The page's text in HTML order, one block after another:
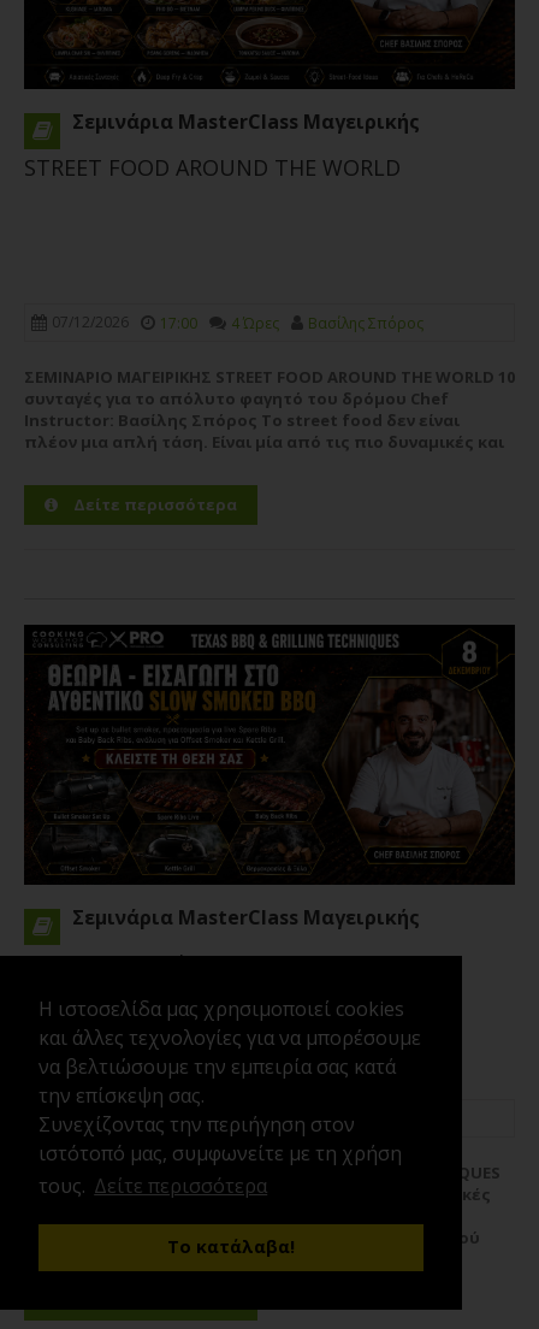
Η ιστοσελίδα μας χρησιμοποιεί cookies
και άλλες τεχνολογίες για να μπορέσουμε
να βελτιώσουμε την εμπειρία σας κατά
την επίσκεψη σας.
Συνεχίζοντας την περιήγηση στον
ιστότοπό μας, συμφωνείτε με τη χρήση
τους. Δείτε περισσότερα
Το κατάλαβα!
Σεμινάρια MasterClass Μαγειρικής
STREET FOOD AROUND THE WORLD
07/12/2026 17:00 4 Ώρες Βασίλης Σπόρος
ΣΕΜΙΝΑΡΙΟ ΜΑΓΕΙΡΙΚΗΣ STREET FOOD AROUND THE WORLD 10
συνταγές για το απόλυτο φαγητό του δρόμου Chef
Instructor: Βασίλης Σπόρος Το street food δεν είναι
πλέον μια απλή τάση. Είναι μία από τις πιο δυναμικές και
γαστρονομίας. Από τα food trucks και τα street-food...
ΠερισσότεραΔείτε περισσότερα
Σεμινάρια MasterClass Μαγειρικής
TEXAS BBQ and GRILLING TECHNIQUES
08/12/2026 17:00 4 Ώρες Βασίλης Σπόρος
ΣΕΜΙΝΑΡΙΟ ΜΑΓΕΙΡΙΚΗΣ TEXAS BBQ & GRILLING TECHNIQUES
Αυθεντικό Low & Slow BBQ και επαγγελματικές τεχνικές
Ανακαλύψτε τα μυστικά του αυθεντικού αμερικανικού
barbecue και μάθετε να διαχειρίζεστε με επαγγελματική